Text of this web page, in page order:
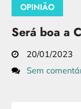
OPINIÃO
Será boa a
20/01/2023
Sem